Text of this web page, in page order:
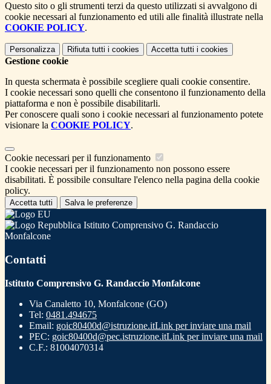
Questo sito o gli strumenti terzi da questo utilizzati si avvalgono di
cookie necessari al funzionamento ed utili alle finalità illustrate nella
COOKIE POLICY.
Personalizza Rifiuta tutti i cookies Accetta tutti i cookies
Gestione cookie
In questa schermata è possibile scegliere quali cookie consentire.
I cookie necessari sono quelli che consentono il funzionamento della
piattaforma e non è possibile disabilitarli.
Per conoscere quali sono i cookie necessari al funzionamento potete
visionare la COOKIE POLICY.
Cookie necessari per il funzionamento
I cookie necessari per il funzionamento non possono essere
disabilitati. È possibile consultare l'elenco nella pagina della cookie
policy.
Accetta tutti Salva le preferenze
Istituto Comprensivo G. Randaccio
Monfalcone
Contatti
Istituto Comprensivo G. Randaccio Monfalcone
Via Canaletto 10, Monfalcone (GO)
Tel: 0481.494675
Email: goic80400d@istruzione.itLink per inviare una mail
PEC: goic80400d@pec.istruzione.itLink per inviare una mail
C.F.: 81004070314